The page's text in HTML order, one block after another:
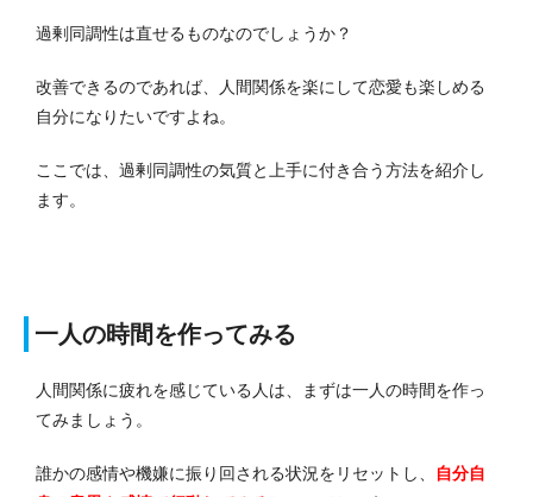
過剰同調性は直せるものなのでしょうか？
改善できるのであれば、人間関係を楽にして恋愛も楽しめる
自分になりたいですよね。
ここでは、過剰同調性の気質と上手に付き合う方法を紹介し
ます。
一人の時間を作ってみる
人間関係に疲れを感じている人は、まずは一人の時間を作っ
てみましょう。
誰かの感情や機嫌に振り回される状況をリセットし、
自分自